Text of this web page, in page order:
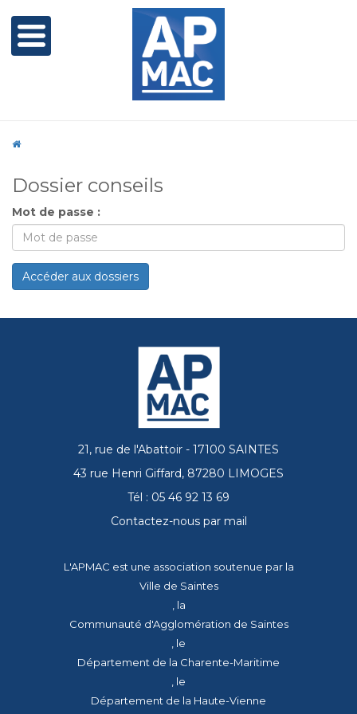
Dossier conseils
Mot de passe :
Accéder aux dossiers
21, rue de l'Abattoir - 17100 SAINTES
43 rue Henri Giffard, 87280 LIMOGES
Tél : 05 46 92 13 69
Contactez-nous par mail
L'APMAC est une association soutenue par la
Ville de Saintes
, la
Communauté d'Agglomération de Saintes
, le
Département de la Charente-Maritime
, le
Département de la Haute-Vienne